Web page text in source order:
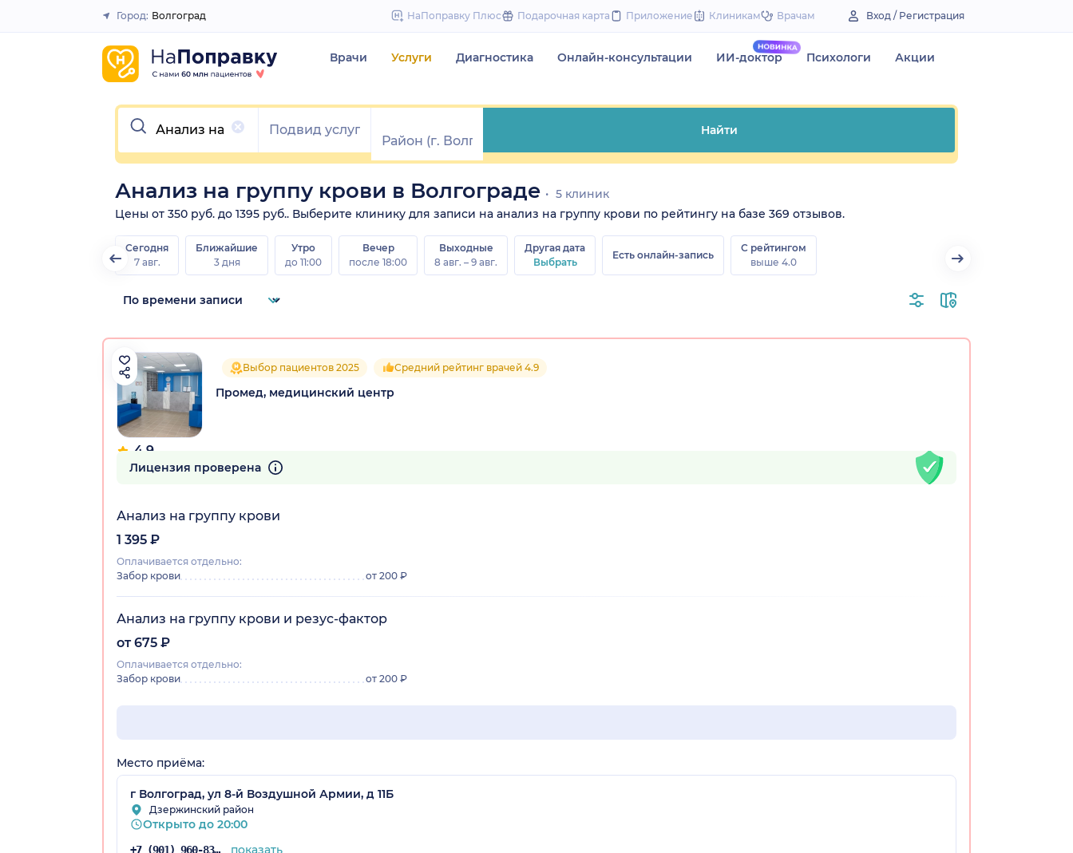
to
Закрыть
Город: Волгоград НаПоправку Плюс Подарочная карта Приложение Клиникам Врачам Вход / Регистрация
Врачи Услуги Диагностика Онлайн-консультации ИИ-доктор Психологи Акции
Очистить
Найти
Анализ на группу крови в Волгограде
5 клиник
Цены от 350 руб. до 1395 руб.. Выберите клинику для записи на анализ на группу крови по рейтингу на базе 369 отзывов.
Сегодня
7 авг.
Ближайшие
3 дня
Утро
до 11:00
Вечер
после 18:00
Выходные
8 авг. – 9 авг.
Другая дата
Выбрать
Есть онлайн-запись
С рейтингом
выше 4.0
4.9
120 отзывов
Выбор пациентов 2025 Средний рейтинг врачей 4.9
Промед, медицинский центр
Лицензия проверена
Анализ на группу крови
1 395 ₽
Оплачивается отдельно:
Забор крови
от 200 ₽
Анализ на группу крови и резус-фактор
от 675 ₽
Оплачивается отдельно:
Забор крови
от 200 ₽
Место приёма:
г Волгоград, ул 8-й Воздушной Армии, д 11Б
Дзержинский район
Открыто до 20:00
+7 (901) 960-83-65 показать